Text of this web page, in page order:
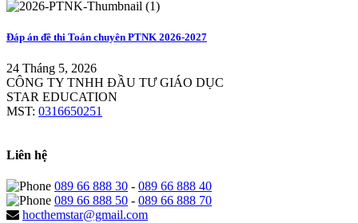
Đáp án đề thi Toán chuyên PTNK 2026-2027
24 Tháng 5, 2026
CÔNG TY TNHH ĐẦU TƯ GIÁO DỤC
STAR EDUCATION
MST: 0316650251
Liên hệ
089 66 888 30 - 089 66 888 40
089 66 888 50 - 089 66 888 70
hocthemstar@gmail.com